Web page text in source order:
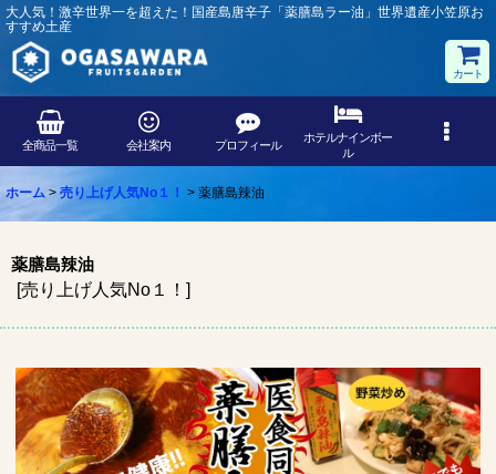
大人気！激辛世界一を超えた！国産島唐辛子「薬膳島ラー油」世界遺産小笠原お
すすめ土産
カート
全商品一覧 会社案内 プロフィール
ホテルナインボー
ル
ホーム > 売り上げ人気No１！ > 薬膳島辣油
薬膳島辣油
[売り上げ人気No１！ ]